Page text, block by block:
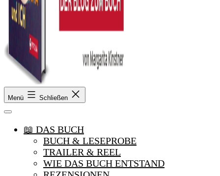
Theo,
Tim,
Kurkuma
Menü Schließen
📖 DAS BUCH
BUCH & LESEPROBE
TRAILER & REEL
WIE DAS BUCH ENTSTAND